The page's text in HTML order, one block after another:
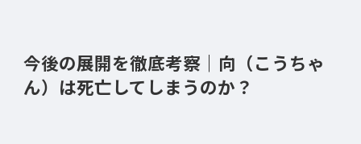
今後の展開を徹底考察｜向（こうちゃ
ん）は死亡してしまうのか？